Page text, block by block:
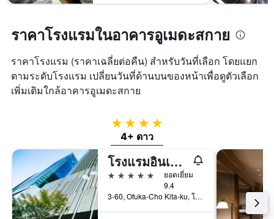
ราคาโรงแรมในอาคารอูเมดะสกาย
ราคาโรงแรม (ราคาเฉลี่ยต่อคืน) สำหรับวันที่เลือก โดยแยก
ตามระดับโรงแรม เปลี่ยนวันที่ด้านบนของหน้าเพื่อดูตัวเลือก
เพิ่มเติมใกล้อาคารอูเมดะสกาย
4 ดาว
4+ ดาว
โรงแรมอินเตอร์คอนติเนนตัล โอซาก้า
5 ดาว
ยอดเยี่ยม
9.4
3-60, Ofuka-Cho Kita-ku, โอซาก้า, ญี่ปุ่น